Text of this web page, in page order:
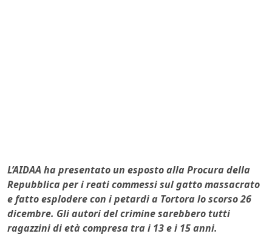
L’AIDAA ha presentato un esposto alla Procura della
Repubblica per i reati commessi sul gatto massacrato
e fatto esplodere con i petardi a Tortora lo scorso 26
dicembre. Gli autori del crimine sarebbero tutti
ragazzini di età compresa tra i 13 e i 15 anni.